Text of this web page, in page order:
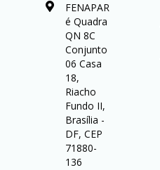
FENAPAR
é Quadra
QN 8C
Conjunto
06 Casa
18,
Riacho
Fundo II,
Brasília -
DF, CEP
71880-
136